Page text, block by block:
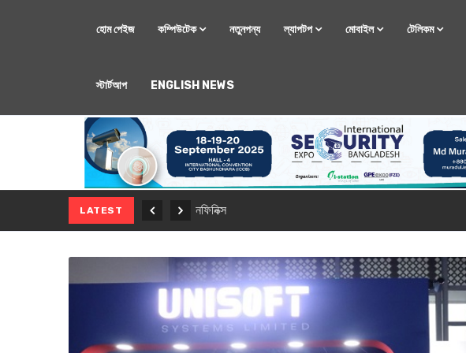
হোম পেইজ কম্পিউটেক নতুনপন্য ল্যাপটপ মোবাইল টেলিকম
স্টার্টআপ ENGLISH NEWS
LATEST মোবাইল